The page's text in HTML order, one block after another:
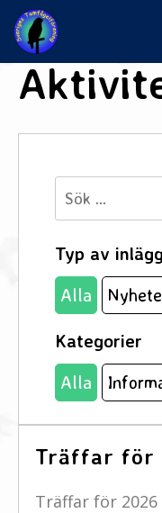
Skip
content
Träffar för
Träffar för
Typ av inlägg
Alla
Kategorier
Alla